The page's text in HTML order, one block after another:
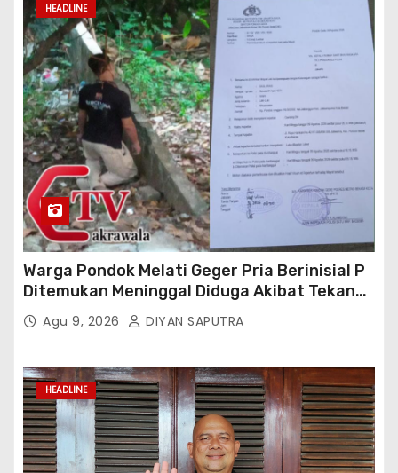
HEADLINE
Warga Pondok Melati Geger Pria Berinisial P
Ditemukan Meninggal Diduga Akibat Tekanan
Hutang
Agu 9, 2026 DIYAN SAPUTRA
HEADLINE